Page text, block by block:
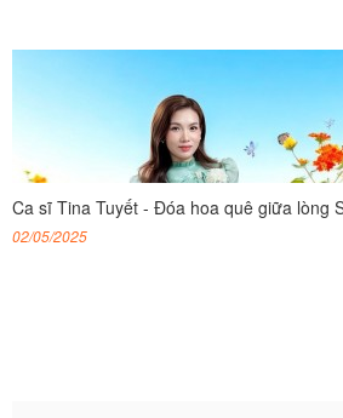
Ca sĩ Tina Tuyết - Đóa hoa quê giữa lòng
02/05/2025